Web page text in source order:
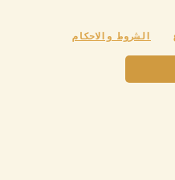
الشروط والاحكام